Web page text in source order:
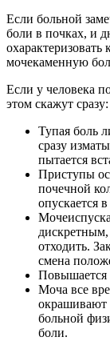
Если больной
боли в почках, и
мочекаменную
Если у человека
этом скажут сразу:
Тупая боль
сразу
пытается
Приступы
почечной
опускается
отходить.
смена
Повышается
Моча все
окрашивают
больной
боли.